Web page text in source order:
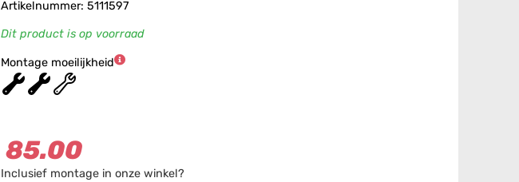
Artikelnummer: 5111597
Dit product is op voorraad
Montage moeilijkheid
★★★
85.00
Inclusief montage in onze winkel?